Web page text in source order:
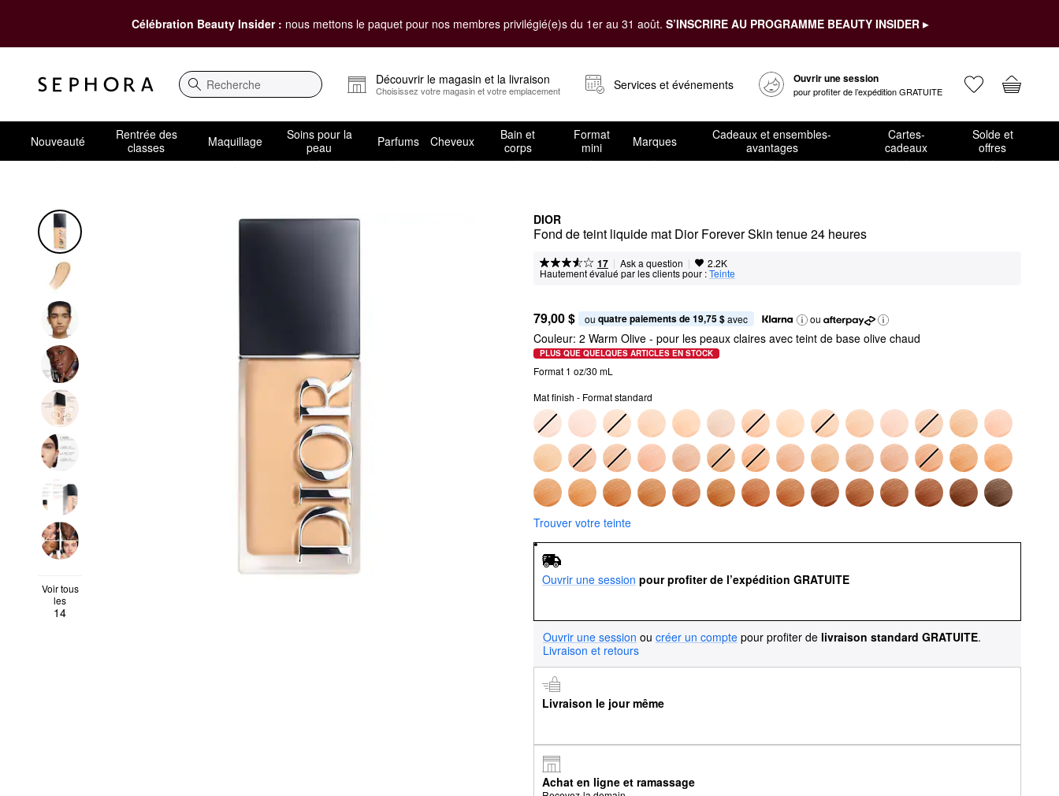
Célébration Beauty Insider : nous mettons le paquet pour nos membres privilégié(e)s du 1er au 31 août. S’INSCRIRE AU PROGRAMME BEAUTY INSIDER ▸
Recherche
Découvrir le magasin et la livraison
Choisissez votre magasin et votre emplacement Services et événements Ouvrir une session
pour profiter de l’expédition GRATUITE
Nouveauté
Rentrée des
classes
Maquillage
Soins pour la
peau
Parfums Cheveux
Bain et
corps
Format
mini
Marques
Cadeaux et ensembles-
avantages
Cartes-
cadeaux
Solde et
offres
DIOR
Fond de teint liquide mat Dior Forever Skin tenue 24 heures
17 | Ask a question | 2.2K
Hautement évalué par les clients pour :Teinte
Voir tous
les
14
79,00 $ ou quatre paiements de 19,75 $ avec ou
Couleur: 2 Warm Olive - pour les peaux claires avec teint de base olive chaud
PLUS QUE QUELQUES ARTICLES EN STOCK
Format 1 oz/30 mL
Mat finish - Format standard
Trouver votre teinte
Ouvrir une session pour profiter de l’expédition GRATUITE
Ouvrir une session ou créer un compte pour profiter de livraison standard GRATUITE.
Livraison et retours
Livraison le jour même
Achat en ligne et ramassage